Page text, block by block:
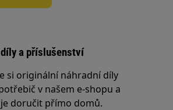
a příslušenství
si originální náhradní díly
v našem e-shopu a
doručit přímo domů.